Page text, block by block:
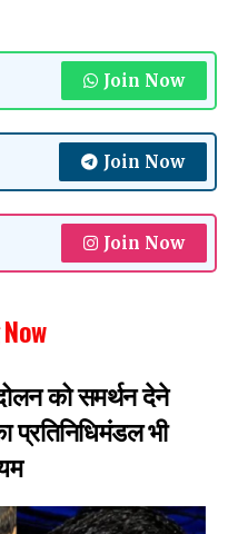
Join Now
Join Now
Join Now
को समर्थन देने
प्रतिनिधिमंडल भी